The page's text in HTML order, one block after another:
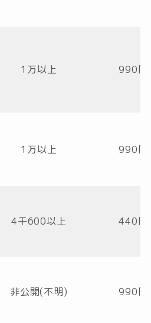
1万以上 990円
1万以上 990円
4千600以上 440円
非公開(不明) 990円